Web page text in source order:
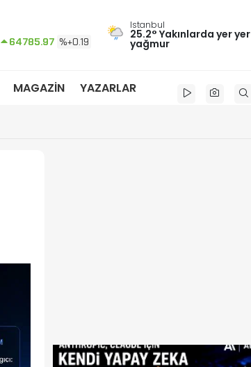
64785.97 %+0.19
Istanbul
25.2° Yakınlarda yer yer
yağmur
MAGAZİN YAZARLAR